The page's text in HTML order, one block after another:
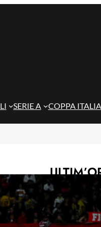
SERIE A COPPA ITALIA
del